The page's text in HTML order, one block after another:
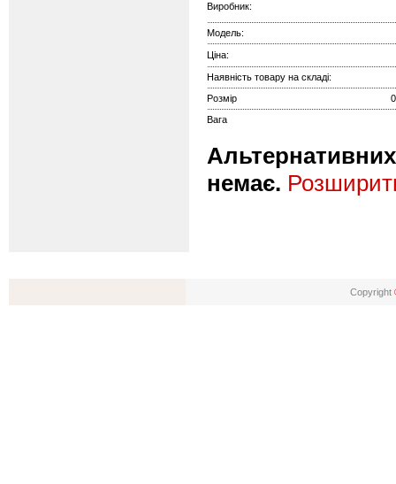
Виробник:
Модель:
Ціна:
Наявність товару на складі:
Розмір
Вага
Альтернативних
немає.
Copyright